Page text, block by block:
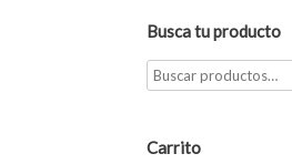
Busca tu producto
Carrito